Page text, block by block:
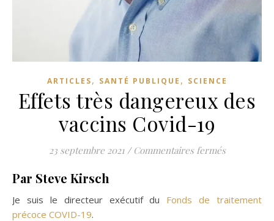
ARTICLES, SANTÉ PUBLIQUE , SCIENCE
Effets très dangereux des
vaccins Covid-19
23 septembre 2021 / Commentaires ferméssur Effets
Par Steve Kirsch
Je suis le directeur exécutif du Fonds de traitement
précoce COVID-19.